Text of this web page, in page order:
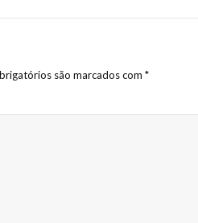
são marcados com *